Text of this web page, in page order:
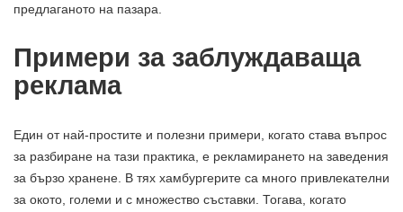
предлаганото на пазара.
Примери за заблуждаваща
реклама
Един от най-простите и полезни примери, когато става въпрос
за разбиране на тази практика, е рекламирането на заведения
за бързо хранене. В тях хамбургерите са много привлекателни
за окото, големи и с множество съставки. Тогава, когато